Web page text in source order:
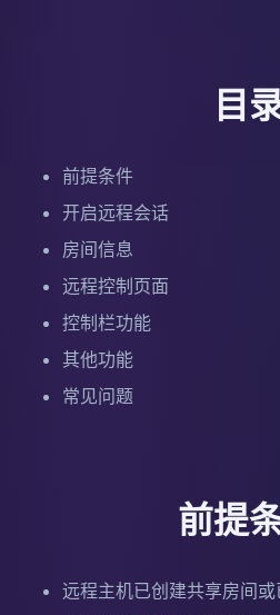
目
前提条件
开启远程会话
房间信息
远程控制页面
控制栏功能
其他功能
常见问题
前提
远程主机已创建共享房间或